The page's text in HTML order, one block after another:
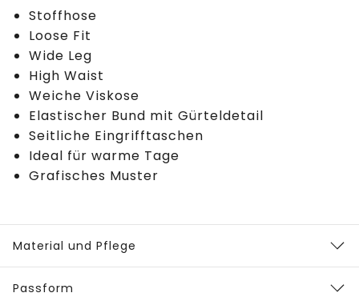
Stoffhose
Loose Fit
Wide Leg
High Waist
Weiche Viskose
Elastischer Bund mit Gürteldetail
Seitliche Eingrifftaschen
Ideal für warme Tage
Grafisches Muster
Material und Pflege
Passform